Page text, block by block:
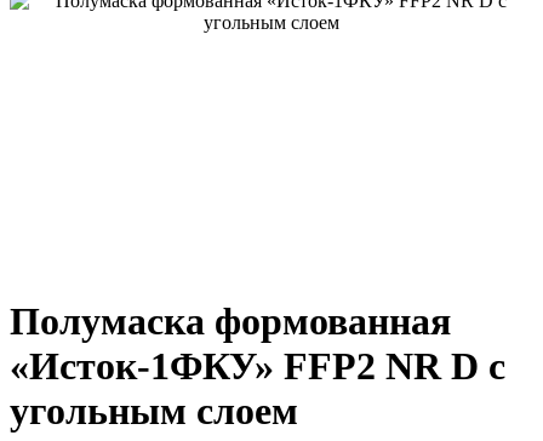
Полумаска формованная
«Исток-1ФКУ» FFP2 NR D с
угольным слоем